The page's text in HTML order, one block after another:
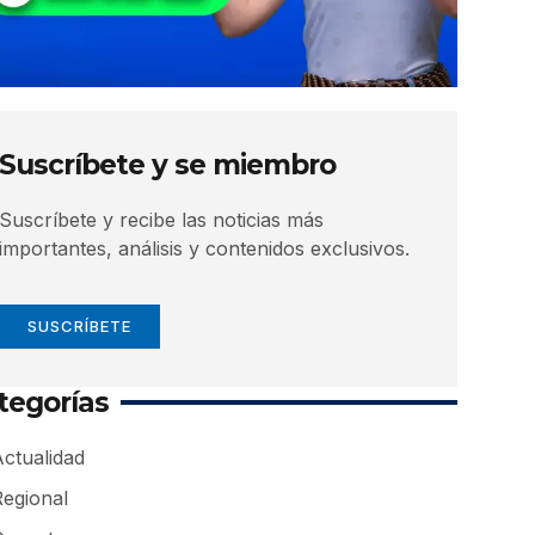
Suscríbete y se miembro
Suscríbete y recibe las noticias más
importantes, análisis y contenidos exclusivos.
SUSCRÍBETE